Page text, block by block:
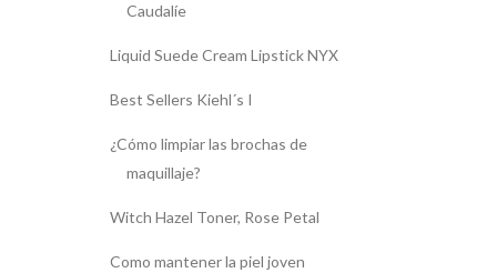
Caudalíe
Liquid Suede Cream Lipstick NYX
Best Sellers Kiehl´s I
¿Cómo limpiar las brochas de
maquillaje?
Witch Hazel Toner, Rose Petal
Como mantener la piel joven